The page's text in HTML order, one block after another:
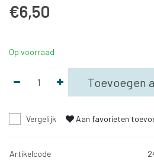
€6,50
Op voorraad
Toevoegen
Vergelijk Aan favorieten
Artikelcode